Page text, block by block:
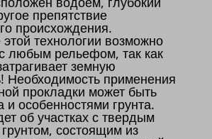
препятствие
происхождения.
технологии возможно
любым рельефом, так как
земную
Необходимость применения
прокладки может быть
и особенностями грунта.
об участках с твердым
состоящим из